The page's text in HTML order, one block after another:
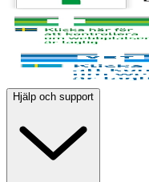
Hjälp och support